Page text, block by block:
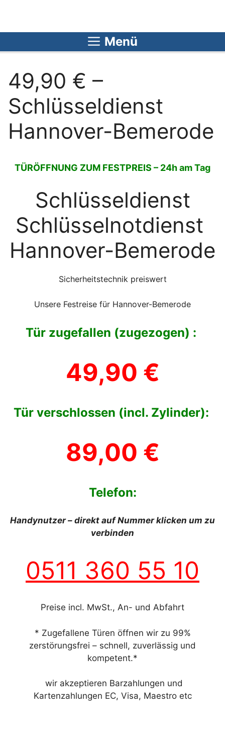
springen
Menü
49,90 € –
Schlüsseldienst
Hannover-Bemerode
TÜRÖFFNUNG ZUM FESTPREIS – 24h am Tag
Schlüsseldienst
Schlüsselnotdienst
Hannover-Bemerode
Sicherheitstechnik preiswert
Unsere Festreise für Hannover-Bemerode
Tür zugefallen (zugezogen) :
49,90 €
Tür verschlossen (incl. Zylinder):
89,00 €
Telefon:
Handynutzer – direkt auf Nummer klicken um zu
verbinden
0511 360 55 10
Preise incl. MwSt., An- und Abfahrt
* Zugefallene Türen öffnen wir zu 99%
zerstörungsfrei – schnell, zuverlässig und
kompetent.*
wir akzeptieren Barzahlungen und
Kartenzahlungen EC, Visa, Maestro etc